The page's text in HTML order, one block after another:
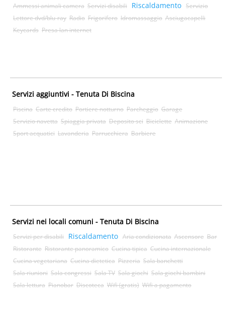
Ammessi animali camera Servizi disabili Riscaldamento Servizio
Lettore dvd/blu-ray Radio Frigorifero Idromassaggio Asciugacapelli
Keycards Presa lan internet
Servizi aggiuntivi - Tenuta Di Biscina
Piscina Carte credito Portiere notturno Parcheggio Garage
Servizio navetta Spiaggia privata Deposito sci Biciclette Animazione
Sport acquatici Lavanderia Parrucchiera Barbiere
Servizi nei locali comuni - Tenuta Di Biscina
Servizi per disabili Riscaldamento Aria condizionata Ascensore Bar
Ristorante Ristorante panoramico Cucina tipica Cucina internazionale
Cucina vegetariana Cucina dietetica Pizzeria Sala banchetti
Sala riunioni Sala congressi Sala TV Sala giochi Sala giochi bambini
Sala lettura Pianobar Discoteca Wifi (gratis) Wifi a pagamento